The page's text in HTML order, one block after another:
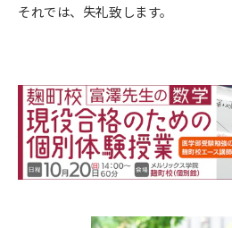
それでは、失礼致します。